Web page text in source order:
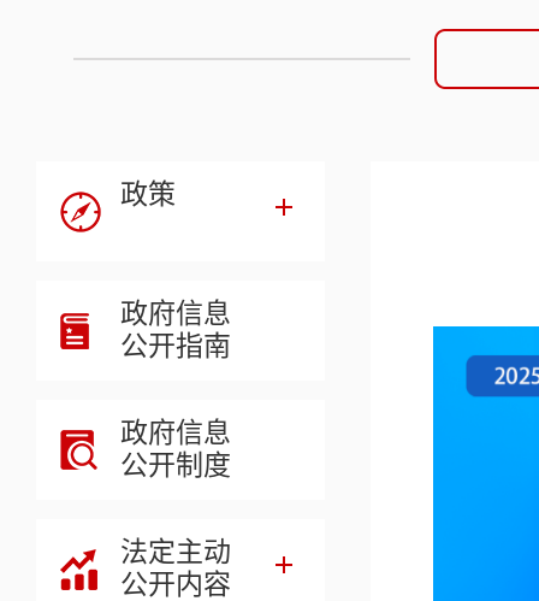
政策
政府信息
公开指南
政府信息
公开制度
法定主动
公开内容